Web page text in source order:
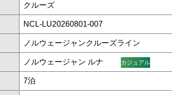
クルーズ
NCL-LU20260801-007
ノルウェージャンクルーズライン
ノルウェージャン ルナ カジュアル
7泊